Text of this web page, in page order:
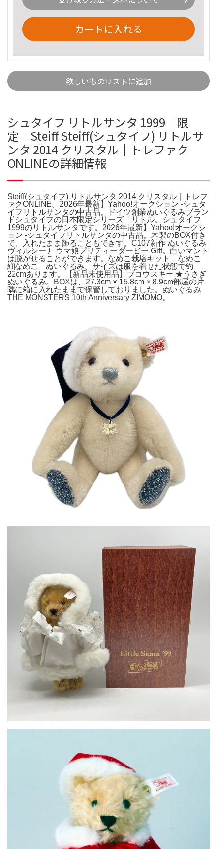
カートに入れる
欲しいものリストに追加
シュタイフ リトルサンタ 1999 限
定 Steiff Steiff(シュタイフ) リトルサ
ンタ 2014 クリスタル｜トレファク
ONLINEの詳細情報
Steiff(シュタイフ) リトルサンタ 2014 クリスタル｜トレフ
ァクONLINE。2026年最新】Yahoo!オークション -シュタ
イフリトルサンタの中古品。ドイツ創業ぬいぐるみブラン
ドシュタイフの日本限定シリーズ「リトル。シュタイフ
1999のリトルサンタです。2026年最新】Yahoo!オークシ
ョン -シュタイフリトルサンタの中古品。木製のBOX付き
で、入れたまま飾ることもできす。C107新作 ぬいぐるみ
ヴィルシーナ ウマ娘プリティーダービー Gift。白いマント
は脱がせることができます。なめこ栽培キット なめこ
細なめこ ぬいぐるみ。サイズは服を着せた状態で約
22cmあります。【新品未使用品】ブコウスキー ★うさぎ
ぬいぐるみ。BOXは、27.3cm × 15.8cm × 8.9cm部屋の片
隅に箱に入れたままで保管しておりました。ぬいぐるみ
THE MONSTERS 10th Anniversary ZIMOMO。